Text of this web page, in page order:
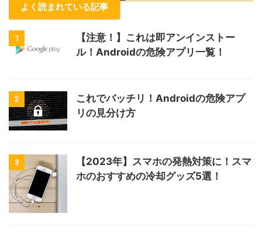
よく読まれている記事
1
【注意！】これは即アンインストー
ル！Androidの危険アプリ一覧！
2
これでバッチリ！Androidの危険アプ
リの見分け方
3
【2023年】スマホの発熱対策に！スマ
ホのおすすめの冷却グッズ5選！